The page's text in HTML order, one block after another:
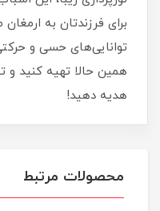
برای فرزندتان به
توانایی‌های حسی و
همین حالا تهیه کنید و
هدیه دهید!
محصولات مرتبط